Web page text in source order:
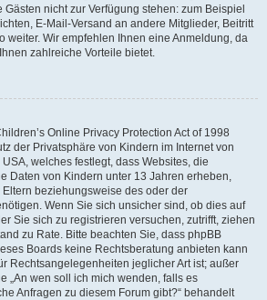
nicht zur Verfügung stehen: zum Beispiel
E-Mail-Versand an andere Mitglieder, Beitritt
weiter. Wir empfehlen Ihnen eine Anmeldung, da
zahlreiche Vorteile bietet.
Online Privacy Protection Act of 1998
der Privatsphäre von Kindern im Internet von
welches festlegt, dass Websites, die
Daten von Kindern unter 13 Jahren erheben,
beziehungsweise des oder der
Wenn Sie sich unsicher sind, ob dies auf
Sie sich zu registrieren versuchen, zutrifft, ziehen
zu Rate. Bitte beachten Sie, dass phpBB
Boards keine Rechtsberatung anbieten kann
Rechtsangelegenheiten jeglicher Art ist; außer
„An wen soll ich mich wenden, falls es
Anfragen zu diesem Forum gibt?“ behandelt